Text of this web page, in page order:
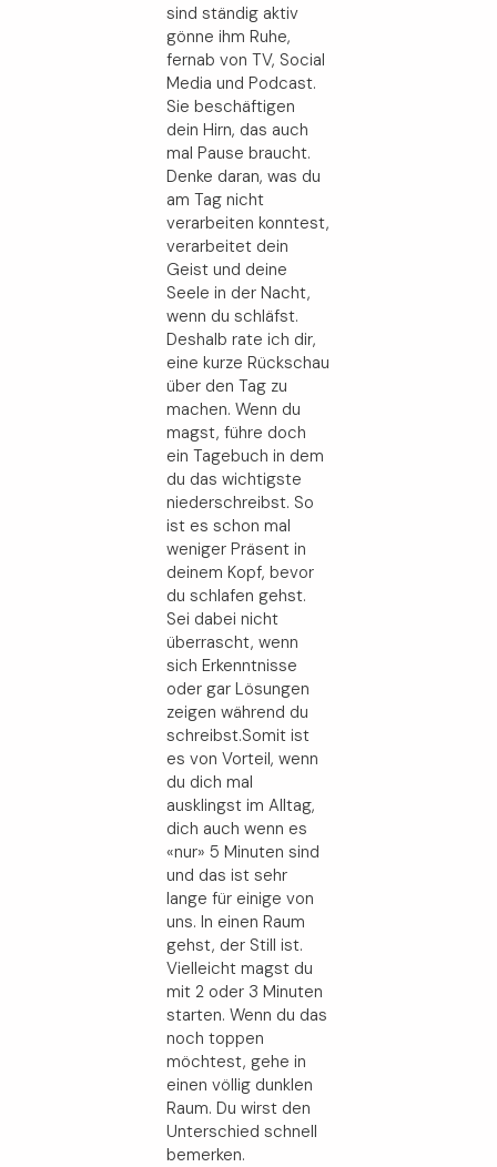
sind ständig aktiv
gönne ihm Ruhe,
fernab von TV, Social
Media und Podcast.
Sie beschäftigen
dein Hirn, das auch
mal Pause braucht.
Denke daran, was du
am Tag nicht
verarbeiten konntest,
verarbeitet dein
Geist und deine
Seele in der Nacht,
wenn du schläfst.
Deshalb rate ich dir,
eine kurze Rückschau
über den Tag zu
machen. Wenn du
magst, führe doch
ein Tagebuch in dem
du das wichtigste
niederschreibst. So
ist es schon mal
weniger Präsent in
deinem Kopf, bevor
du schlafen gehst.
Sei dabei nicht
überrascht, wenn
sich Erkenntnisse
oder gar Lösungen
zeigen während du
schreibst.Somit ist
es von Vorteil, wenn
du dich mal
ausklingst im Alltag,
dich auch wenn es
«nur» 5 Minuten sind
und das ist sehr
lange für einige von
uns. In einen Raum
gehst, der Still ist.
Vielleicht magst du
mit 2 oder 3 Minuten
starten. Wenn du das
noch toppen
möchtest, gehe in
einen völlig dunklen
Raum. Du wirst den
Unterschied schnell
bemerken.